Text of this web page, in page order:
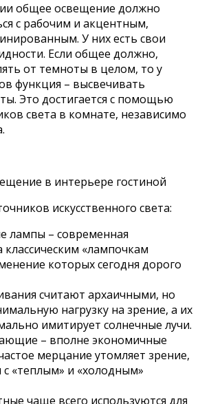
общее освещение должно
с рабочим и акцентным,
У них есть свои
Если общее должно,
от темноты в целом, то у
функция – высвечивать
Это достигается с помощью
света в комнате, независимо
в интерьере гостиной
искусственного света:
лампы – современная
классическим «лампочкам
которых сегодня дорого
считают архаичными, но
нагрузку на зрение, а их
имитирует солнечные лучи.
– вполне экономичные
мерцание утомляет зрение,
с «теплым» и «холодным»
чаще всего используются для